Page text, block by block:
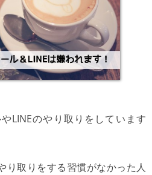
LINEのやり取りをしています
り取りをする習慣がなかった人